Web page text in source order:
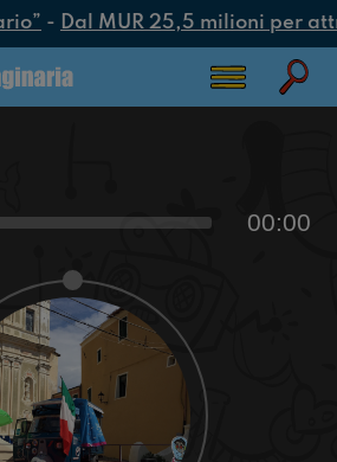
- Dal MUR 25,5 milioni per
00:00